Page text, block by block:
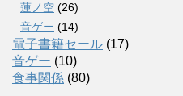
蓮ノ空 (26)
音ゲー (14)
電子書籍セール (17)
音ゲー (10)
食事関係 (80)